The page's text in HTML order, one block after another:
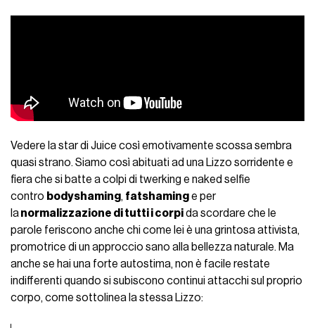
Vedere la star di Juice così emotivamente scossa sembra
quasi strano. Siamo così abituati ad una Lizzo sorridente e
fiera che si batte a colpi di twerking e naked selfie
contro bodyshaming, fatshaminge per
lanormalizzazione di tutti i corpida scordare che le
parole feriscono anche chi come lei è una grintosa attivista,
promotrice di un approccio sano alla bellezza naturale. Ma
anche se hai una forte autostima, non è facile restate
indifferenti quando si subiscono continui attacchi sul proprio
corpo, come sottolinea la stessa Lizzo: